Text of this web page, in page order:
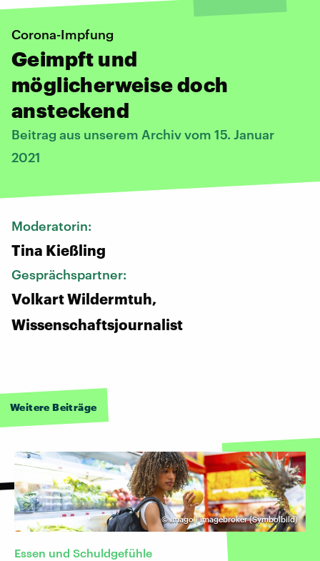
Corona-Impfung
Geimpft und
möglicherweise doch
ansteckend
Beitrag aus unserem Archiv vom 15. Januar
2021
Moderatorin:
Tina Kießling
Gesprächspartner:
Volkart Wildermtuh,
Wissenschaftsjournalist
Weitere Beiträge
©Imago | imagebroker (Symbolbild)
Essen und Schuldgefühle